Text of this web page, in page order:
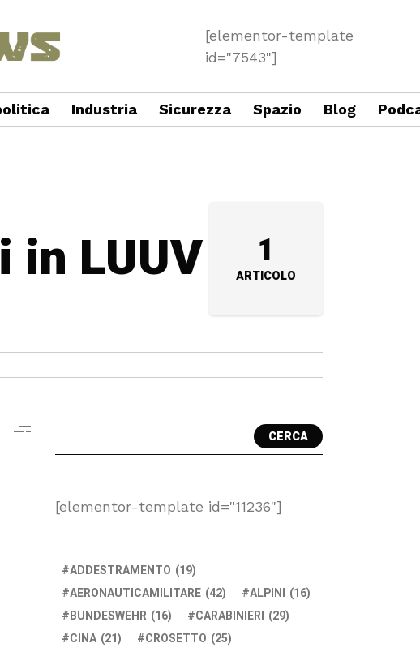
[elementor-template
id="7543"]
Industria Sicurezza Spazio Blog
LUUV 1
ARTICOLO
CERCA
[elementor-template id="11236"]
ADDESTRAMENTO (19)
AERONAUTICAMILITARE (42) ALPINI (16)
BUNDESWEHR (16) CARABINIERI (29)
CINA (21) CROSETTO (25)